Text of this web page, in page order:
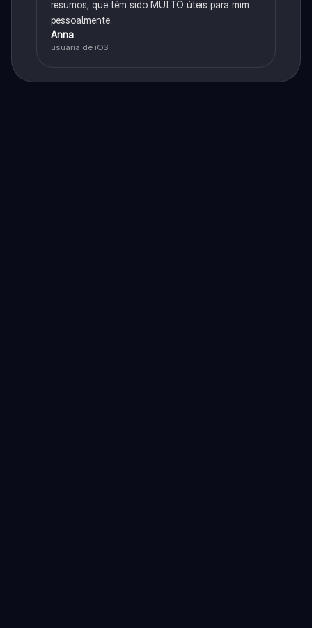
resumos, que têm sido MUITO úteis para mim
pessoalmente.
Anna
usuária de iOS